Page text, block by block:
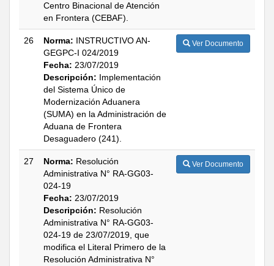
Centro Binacional de Atención
en Frontera (CEBAF).
26 Norma: INSTRUCTIVO AN-
GEGPC-I 024/2019
Fecha: 23/07/2019
Descripción: Implementación
del Sistema Único de
Modernización Aduanera
(SUMA) en la Administración de
Aduana de Frontera
Desaguadero (241).
Ver Documento
27 Norma: Resolución
Administrativa N° RA-GG03-
024-19
Fecha: 23/07/2019
Descripción: Resolución
Administrativa N° RA-GG03-
024-19 de 23/07/2019, que
modifica el Literal Primero de la
Resolución Administrativa N°
Ver Documento